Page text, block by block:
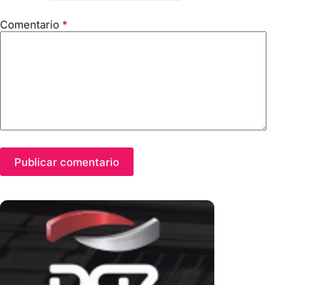
Comentario *
Publicar comentario